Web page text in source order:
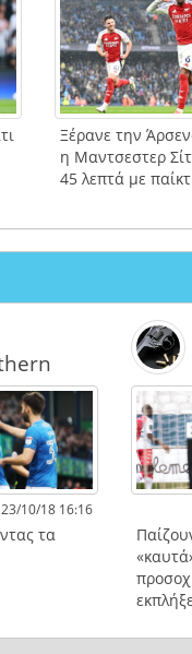
Ξέρανε την
η Μαντσεστερ
45 λεπτά με
23/10/18 16:16
τα